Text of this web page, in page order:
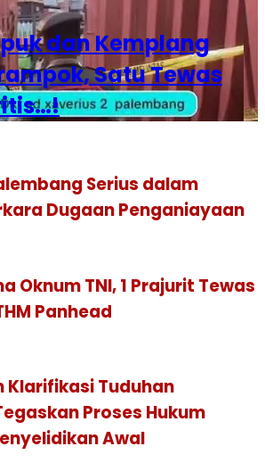
dan Kemplang
Satu Tewas
Serius dalam
Dugaan Penganiayaan
Oknum TNI, 1 Prajurit Tewas
Panhead
Klarifikasi Tuduhan
Proses Hukum
Awal